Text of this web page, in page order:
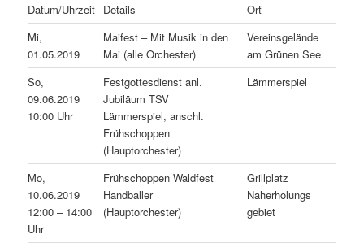
Datum/Uhrzeit Details
Ort
Mi,
01.05.2019
Maifest – Mit Musik in den
Mai (alle Orchester)
Vereinsgelände
am Grünen See
So,
09.06.2019
10:00 Uhr
Festgottesdienst anl.
Jubiläum TSV
Lämmerspiel, anschl.
Frühschoppen
(Hauptorchester)
Lämmerspiel
Mo,
10.06.2019
12:00 – 14:00
Uhr
Frühschoppen Waldfest
Handballer
(Hauptorchester)
Grillplatz
Naherholungs
gebiet